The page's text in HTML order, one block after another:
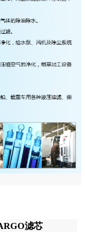
滤芯